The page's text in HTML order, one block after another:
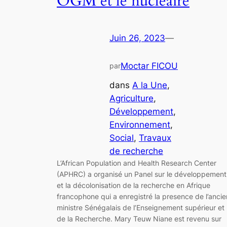
Juin 26, 2023—
parMoctar FICOU
dans A la Une
Agriculture
Développement
Environnement
Social, Travaux
de recherche
L’African Population and Health Research Center
(APHRC) a organisé un Panel sur le développement
et la décolonisation de la recherche en Afrique
francophone qui a enregistré la presence de
ministre Sénégalais de l’Enseignement supérieur et
de la Recherche. Mary Teuw Niane est revenu sur